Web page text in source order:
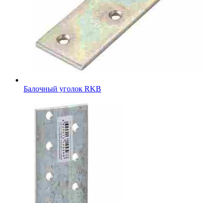
Балочный уголок RKB